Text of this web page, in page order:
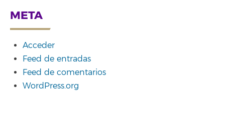
META
Acceder
Feed de entradas
Feed de comentarios
WordPress.org